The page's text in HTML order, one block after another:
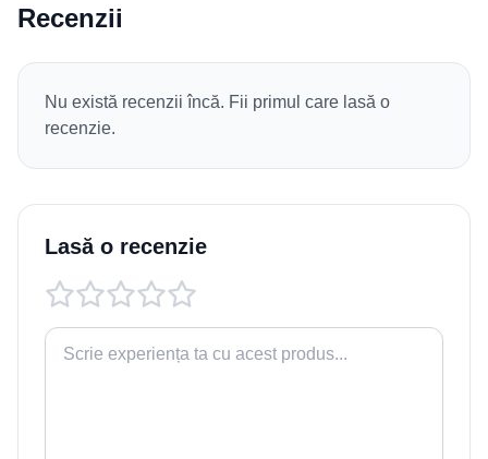
Recenzii
Nu există recenzii încă. Fii primul care lasă o
recenzie.
Lasă o recenzie